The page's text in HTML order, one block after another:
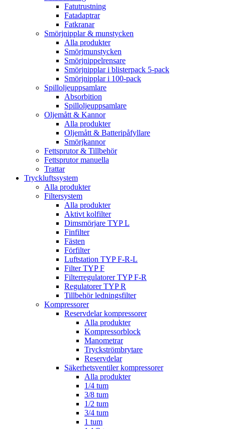
Fatutrustning
Fatadaptrar
Fatkranar
Smörjnipplar & munstycken
Alla produkter
Smörjmunstycken
Smörjnippelrensare
Smörjnipplar i blisterpack 5-pack
Smörjnipplar i 100-pack
Spilloljeuppsamlare
Absorbition
Spilloljeuppsamlare
Oljemått & Kannor
Alla produkter
Oljemått & Batteripåfyllare
Smörjkannor
Fettsprutor & Tillbehör
Fettsprutor manuella
Trattar
Tryckluftssystem
Alla produkter
Filtersystem
Alla produkter
Aktivt kolfilter
Dimsmörjare TYP L
Finfilter
Fästen
Förfilter
Luftstation TYP F-R-L
Filter TYP F
Filterregulatorer TYP F-R
Regulatorer TYP R
Tillbehör ledningsfilter
Kompressorer
Reservdelar kompressorer
Alla produkter
Kompressorblock
Manometrar
Tryckströmbrytare
Reservdelar
Säkerhetsventiler kompressorer
Alla produkter
1/4 tum
3/8 tum
1/2 tum
3/4 tum
1 tum